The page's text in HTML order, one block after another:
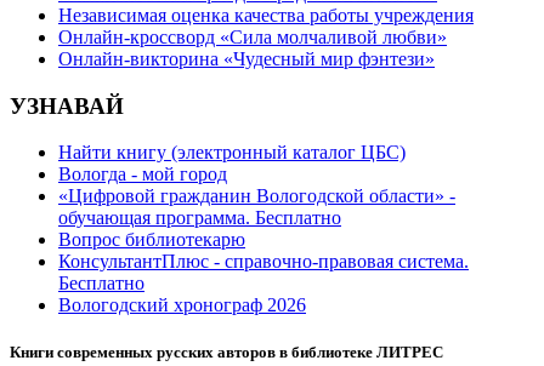
Независимая оценка качества работы учреждения
Онлайн-кроссворд «Сила молчаливой любви»
Онлайн-викторина «Чудесный мир фэнтези»
УЗНАВАЙ
Найти книгу (электронный каталог ЦБС)
Вологда - мой город
«Цифровой гражданин Вологодской области» -
обучающая программа. Бесплатно
Вопрос библиотекарю
КонсультантПлюс - справочно-правовая система.
Бесплатно
Вологодский хронограф 2026
Книги современных русских авторов в библиотеке ЛИТРЕС